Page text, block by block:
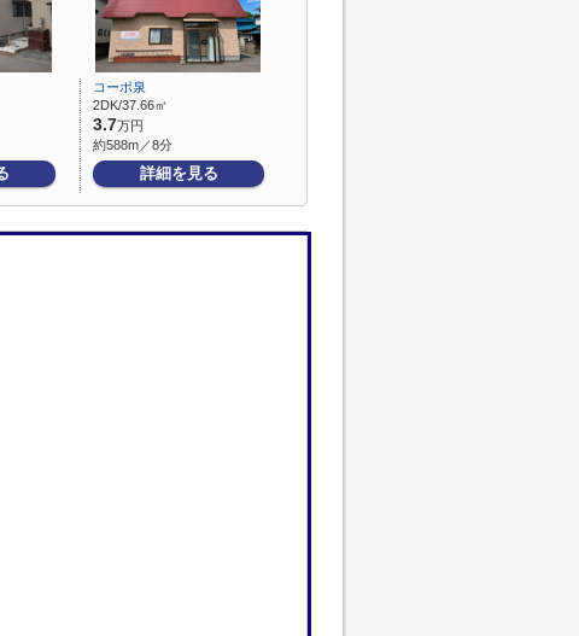
コーポ泉
2DK/37.66㎡
3.7万円
約588m／8分
詳細を見る